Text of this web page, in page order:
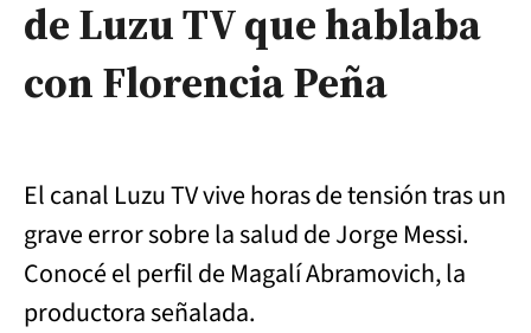
de Luzu TV que hablaba
con Florencia Peña
El canal Luzu TV vive horas de tensión tras un
grave error sobre la salud de Jorge Messi.
Conocé el perfil de Magalí Abramovich, la
productora señalada.